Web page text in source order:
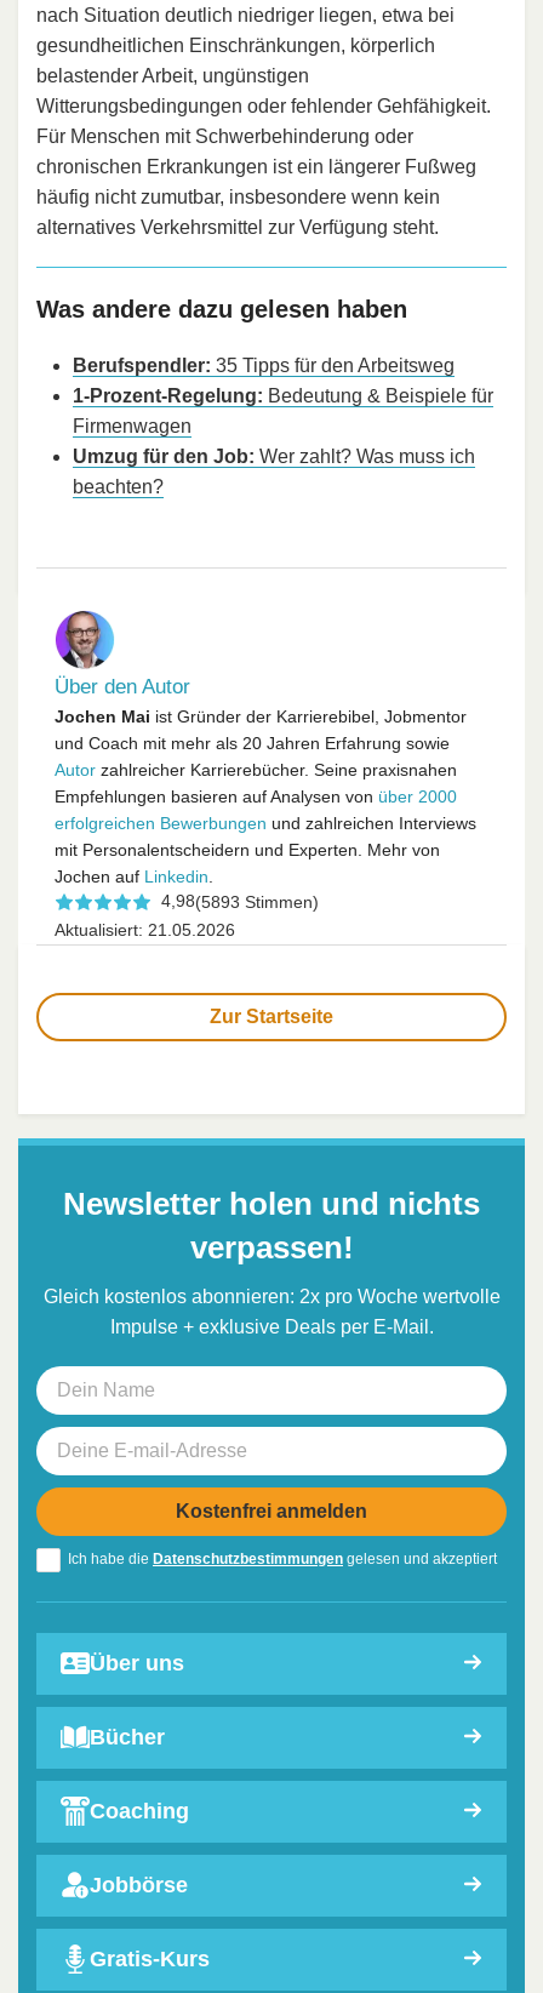
nach Situation deutlich niedriger liegen, etwa bei
gesundheitlichen Einschränkungen, körperlich
belastender Arbeit, ungünstigen
Witterungsbedingungen oder fehlender Gehfähigkeit.
Für Menschen mit Schwerbehinderung oder
chronischen Erkrankungen ist ein längerer Fußweg
häufig nicht zumutbar, insbesondere wenn kein
alternatives Verkehrsmittel zur Verfügung steht.
Was andere dazu gelesen haben
Berufspendler: 35 Tipps für den Arbeitsweg
1-Prozent-Regelung: Bedeutung & Beispiele für
Firmenwagen
Umzug für den Job: Wer zahlt? Was muss ich
beachten?
Über den Autor
Jochen Mai ist Gründer der Karrierebibel, Jobmentor
und Coach mit mehr als 20 Jahren Erfahrung sowie
Autor zahlreicher Karrierebücher. Seine praxisnahen
Empfehlungen basieren auf Analysen von über 2000
erfolgreichen Bewerbungen und zahlreichen Interviews
mit Personalentscheidern und Experten. Mehr von
Jochen auf Linkedin
4,98(5893 Stimmen)
Aktualisiert: 21.05.2026
Zur Startseite
Newsletter holen und nichts
verpassen!
Gleich kostenlos abonnieren: 2x pro Woche wertvolle
Impulse + exklusive Deals per E-Mail.
Ich habe die Datenschutzbestimmungen gelesen und akzeptiert
Über uns
Bücher
Coaching
Jobbörse
Gratis-Kurs